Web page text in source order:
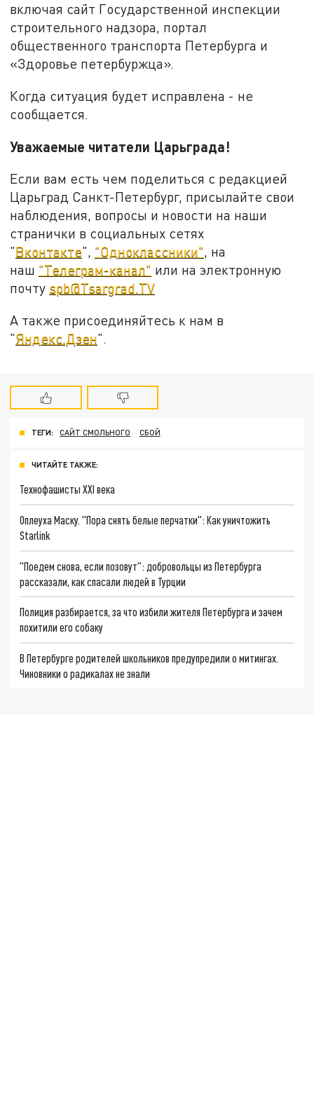
включая сайт Государственной инспекции
строительного надзора, портал
общественного транспорта Петербурга и
«Здоровье петербуржца».
Когда ситуация будет исправлена - не
сообщается.
Уважаемые читатели Царьграда!
Если вам есть чем поделиться с редакцией
Царьград Санкт-Петербург, присылайте свои
наблюдения, вопросы и новости на наши
странички в социальных сетях
"Вконтакте", "Одноклассники", на
наш "Телеграм-канал" или на электронную
почту spb@Tsargrad.TV
А также присоединяйтесь к нам в
"Яндекс.Дзен".
ТЕГИ: САЙТ СМОЛЬНОГО СБОЙ
ЧИТАЙТЕ ТАКЖЕ:
Технофашисты XXI века
Оплеуха Маску. "Пора снять белые перчатки": Как уничтожить
Starlink
"Поедем снова, если позовут": добровольцы из Петербурга
рассказали, как спасали людей в Турции
Полиция разбирается, за что избили жителя Петербурга и зачем
похитили его собаку
В Петербурге родителей школьников предупредили о митингах.
Чиновники о радикалах не знали